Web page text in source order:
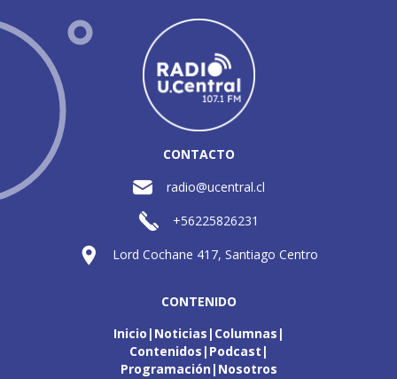
CONTACTO
radio@ucentral.cl
+56225826231
Lord Cochane 417, Santiago Centro
CONTENIDO
Inicio Noticias Columnas
Contenidos Podcast
Programación Nosotros